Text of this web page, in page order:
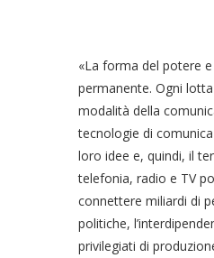
«La forma del potere
permanente. Ogni
modalità della
tecnologie di
loro idee e, quindi, il
telefonia, radio e TV
connettere miliardi di
politiche,
privilegiati di